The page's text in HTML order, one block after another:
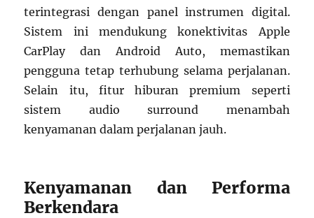
terintegrasi dengan panel instrumen digital.
Sistem ini mendukung konektivitas Apple
CarPlay dan Android Auto, memastikan
pengguna tetap terhubung selama perjalanan.
Selain itu, fitur hiburan premium seperti
sistem audio surround menambah
kenyamanan dalam perjalanan jauh.
Kenyamanan dan Performa
Berkendara